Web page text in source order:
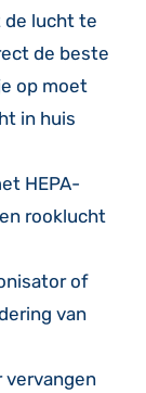
de lucht te
de beste
op moet
in huis
HEPA-
rooklucht
of
van
vervangen